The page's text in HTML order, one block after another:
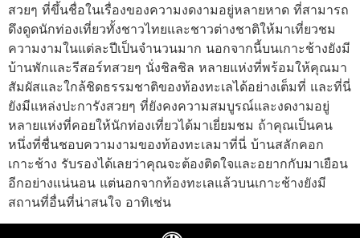
สวยๆ ที่ขึ้นชื่อในเรื่องของความงดงามอยู่หลายหาด ที่สามารถ
ดึงดูดนักท่องเที่ยวทั้งชาวไทยและชาวต่างชาติให้มาเที่ยวชม
ความงามในแต่ละปีเป็นจำนวนมาก นอกจากนี้บนเกาะช้างยังมี
บ้านพักและรีสอร์ทสวยๆ นั่งชิลชิล หลายแห่งที่พร้อมให้คุณมา
สัมผัสและใกล้ชิดธรรมชาติของท้องทะเลได้อย่างเต็มที่ และที่นี่
ยังมีแหล่งปะการังสวยๆ ที่ยังคงความสมบูรณ์และงดงามอยู่
หลายแห่งที่คอยให้นักท่องเที่ยวได้มาเยี่ยมชม ถ้าคุณเป็นคน
หนึ่งที่ชื่นชอบความงามของท้องทะเลมาที่นี่ บ้านสลักคอก
เกาะช้าง รับรองได้เลยว่าคุณจะต้องติดใจและอยากกับมาเยือน
อีกอย่างแน่นอน แต่นอกจากท้องทะเลแล้วบนเกาะช้างยังมี
สถานที่อื่นที่น่าสนใจ อาทิเช่น